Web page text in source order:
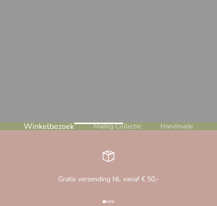
Winkelbezoek Maileg Collectie Handmade
Gratis verzending NL vanaf € 50,-